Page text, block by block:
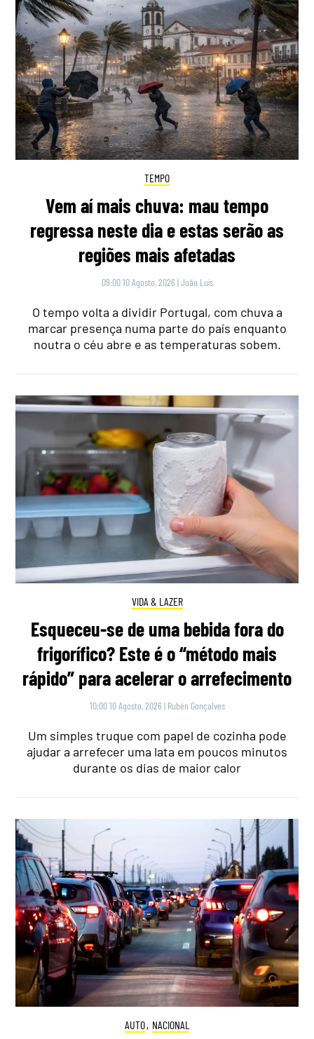
TEMPO
Vem aí mais chuva: mau tempo
regressa neste dia e estas serão as
regiões mais afetadas
09:00 10 Agosto, 2026 |João Luís
O tempo volta a dividir Portugal, com chuva a
marcar presença numa parte do país enquanto
noutra o céu abre e as temperaturas sobem.
VIDA & LAZER
Esqueceu-se de uma bebida fora do
frigorífico? Este é o “método mais
rápido” para acelerar o arrefecimento
10:00 10 Agosto, 2026 | Rubén Gonçalves
Um simples truque com papel de cozinha pode
ajudar a arrefecer uma lata em poucos minutos
durante os dias de maior calor
AUTO, NACIONAL